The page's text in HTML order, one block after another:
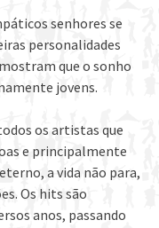
senhores se
personalidades
que o sonho
jovens.
os artistas que
e principalmente
a vida não para,
Os hits são
anos, passando